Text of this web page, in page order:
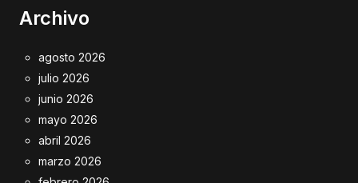
Archivo
agosto 2026
julio 2026
junio 2026
mayo 2026
abril 2026
marzo 2026